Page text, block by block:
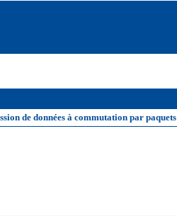
de données à commutation par paquets